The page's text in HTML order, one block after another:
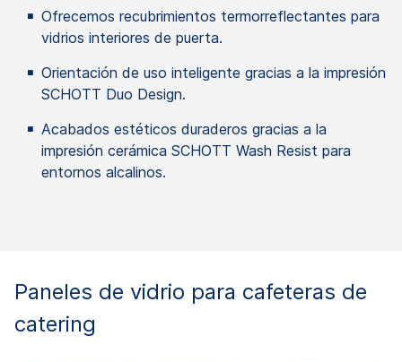
Ofrecemos recubrimientos termorreflectantes para
vidrios interiores de puerta.
Orientación de uso inteligente gracias a la impresión
SCHOTT Duo Design.
Acabados estéticos duraderos gracias a la
impresión cerámica SCHOTT Wash Resist para
entornos alcalinos.
Paneles de vidrio para cafeteras de
catering